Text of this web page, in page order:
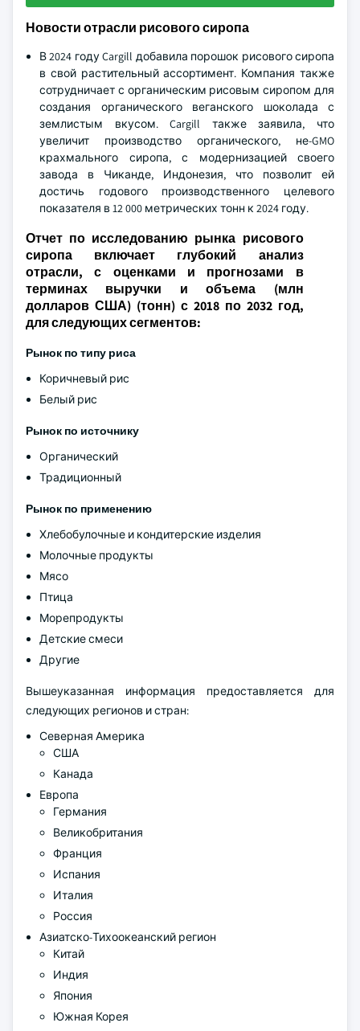
Новости отрасли рисового сиропа
В 2024 году Cargill добавила порошок рисового сиропа
в свой растительный ассортимент. Компания также
сотрудничает с органическим рисовым сиропом для
создания органического веганского шоколада с
землистым вкусом. Cargill также заявила, что
увеличит производство органического, не-GMO
крахмального сиропа, с модернизацией своего
завода в Чиканде, Индонезия, что позволит ей
достичь годового производственного целевого
показателя в 12 000 метрических тонн к 2024 году.
Отчет по исследованию рынка рисового
сиропа включает глубокий анализ
отрасли, с оценками и прогнозами в
терминах выручки и объема (млн
долларов США) (тонн) с 2018 по 2032 год,
для следующих сегментов:
Рынок по типу риса
Коричневый рис
Белый рис
Рынок по источнику
Органический
Традиционный
Рынок по применению
Хлебобулочные и кондитерские изделия
Молочные продукты
Мясо
Птица
Морепродукты
Детские смеси
Другие
Вышеуказанная информация предоставляется для
следующих регионов и стран:
Северная Америка
США
Канада
Европа
Германия
Великобритания
Франция
Испания
Италия
Россия
Азиатско-Тихоокеанский регион
Китай
Индия
Япония
Южная Корея